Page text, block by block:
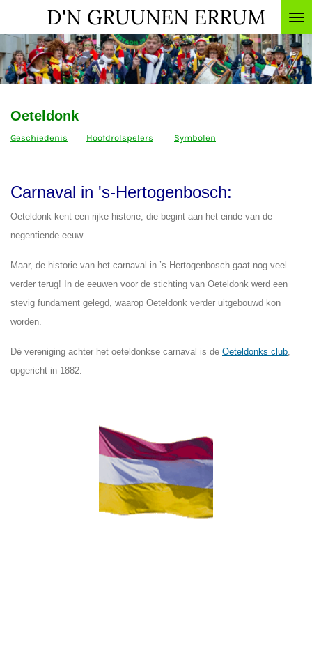
direct
naar
de
D'N GRUUNEN ERRUM
Oeteldonk
Geschiedenis Hoofdrolspelers Symbolen
Carnaval in 's-Hertogenbosch:
Oeteldonk kent een rijke historie, die begint aan het einde van de
negentiende eeuw.
Maar, de historie van het carnaval in ’s-Hertogenbosch gaat nog veel
verder terug! In de eeuwen voor de stichting van Oeteldonk werd een
stevig fundament gelegd, waarop Oeteldonk verder uitgebouwd kon
worden.
Dé vereniging achter het oeteldonkse carnaval is de Oeteldonks club
opgericht in 1882.